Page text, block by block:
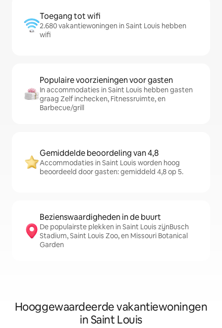
Toegang tot wifi
2.680 vakantiewoningen in Saint Louis hebben
wifi
Populaire voorzieningen voor gasten
In accommodaties in Saint Louis hebben gasten
graag Zelf inchecken, Fitnessruimte, en
Barbecue/grill
Gemiddelde beoordeling van 4,8
Accommodaties in Saint Louis worden hoog
beoordeeld door gasten: gemiddeld 4,8 op 5.
Bezienswaardigheden in de buurt
De populairste plekken in Saint Louis zijnBusch
Stadium, Saint Louis Zoo, en Missouri Botanical
Garden
Hooggewaardeerde vakantiewoningen
in Saint Louis